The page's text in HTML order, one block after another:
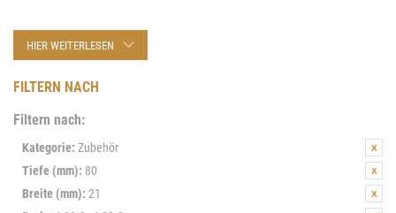
HIER WEITERLESEN
FILTERN NACH
Filtern nach:
Kategorie: Zubehör
Tiefe (mm): 80
Breite (mm): 21